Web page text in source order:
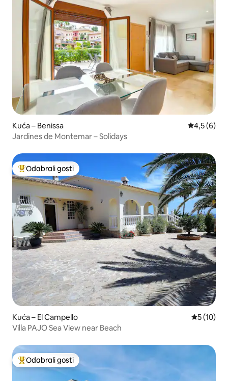
Kuća – Benissa Prosječna
4,5 (6)
Jardines de Montemar – Solidays
Među najviše rangiranima s oznakom „Odabrali gosti”
Odabrali gosti
Kuća – El Campello Prosječna
5 (10)
Villa PAJO Sea View near Beach
Među najviše rangiranima s oznakom „Odabrali gosti”
Odabrali gosti